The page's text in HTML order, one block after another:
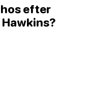
efter